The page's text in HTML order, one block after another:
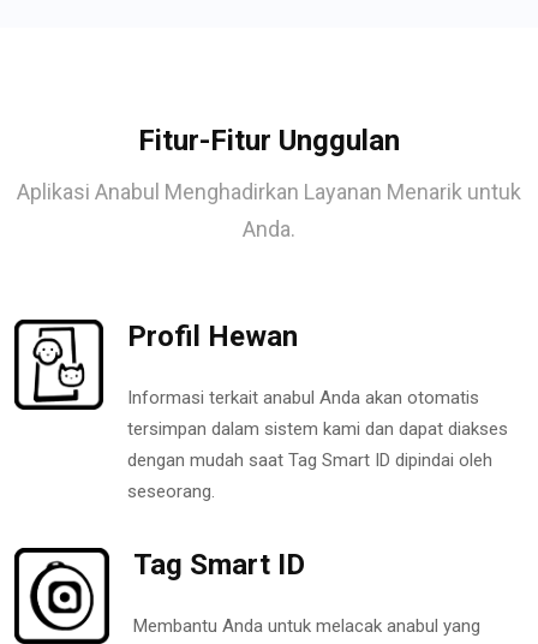
Fitur-Fitur Unggulan
Aplikasi Anabul Menghadirkan Layanan Menarik untuk
Anda.
Profil Hewan
Informasi terkait anabul Anda akan otomatis
tersimpan dalam sistem kami dan dapat diakses
dengan mudah saat Tag Smart ID dipindai oleh
seseorang.
Tag Smart ID
Membantu Anda untuk melacak anabul yang